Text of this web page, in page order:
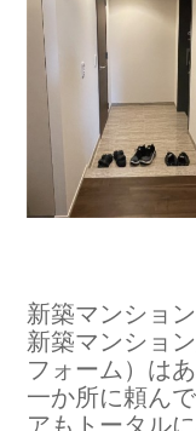
新築マンショ
新築マンショ
フォーム）は
一か所に頼ん
アもトータル